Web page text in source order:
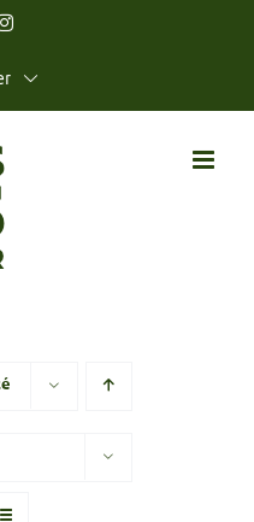
Instagram